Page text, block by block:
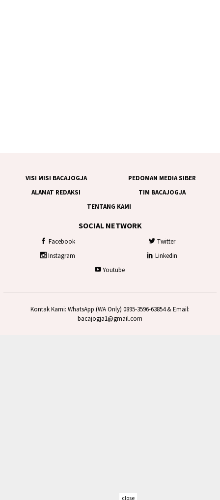
VISI MISI BACAJOGJA
PEDOMAN MEDIA SIBER
ALAMAT REDAKSI
TIM BACAJOGJA
TENTANG KAMI
SOCIAL NETWORK
Facebook
Twitter
Instagram
Linkedin
Youtube
Kontak Kami: WhatsApp (WA Only) 0895-3596-63854 & Email:
bacajogja1@gmail.com
close